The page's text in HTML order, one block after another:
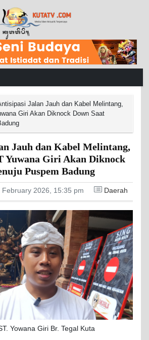
Jalan Jauh dan Kabel Melintang,
Giri Akan Diknock Down Saat
Jauh dan Kabel Melintang,
Yuwana Giri Akan Diknock
Puspem Badung
February 2026, 15:35 pm Daerah
Yowana Giri Br. Tegal Kuta